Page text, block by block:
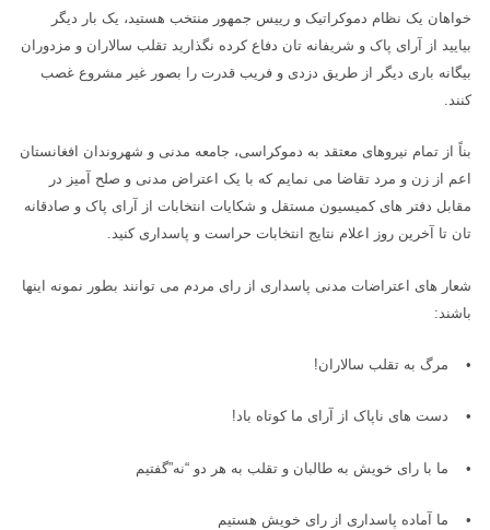
خواهان یک نظام دموکراتیک و رییس جمهور منتخب هستید، یک بار دیگر
بیایید از آرای پاک و شریفانه تان دفاع کرده نگذارید تقلب سالاران و مزدوران
بیگانه باری دیگر از طریق دزدی و فریب قدرت را بصور غیر مشروع غصب
کنند
بناً از تمام نیروهای معتقد به دموکراسی، جامعه مدنی و شهروندان افغانستان
اعم از زن و مرد تقاضا می نمایم که با یک اعتراض مدنی و صلح آمیز در
مقابل دفتر های کمیسیون مستقل و شکایات انتخابات از آرای پاک و صادقانه
تان تا آخرین روز اعلام نتایج انتخابات حراست و پاسداری کنید.
شعار های اعتراضات مدنی پاسداری از رای مردم می توانند بطور نمونه اینها
باشند :
• مرگ به تقلب سالاران!
• دست های ناپاک از آرای ما کوتاه باد!
• ما با رای خویش به طالبان و تقلب به هر دو “نه”گفتیم
• ما آماده پاسداری از رای خویش هستیم